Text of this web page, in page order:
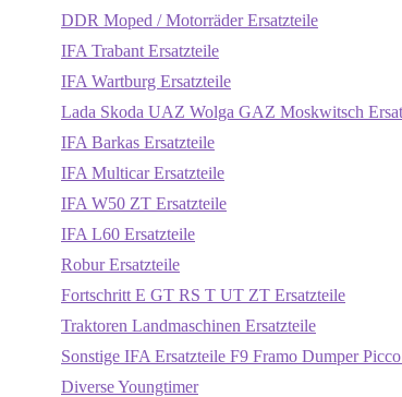
DDR Moped / Motorräder Ersatzteile
IFA Trabant Ersatzteile
IFA Wartburg Ersatzteile
Lada Skoda UAZ Wolga GAZ Moskwitsch
IFA Barkas Ersatzteile
IFA Multicar Ersatzteile
IFA W50 ZT Ersatzteile
IFA L60 Ersatzteile
Robur Ersatzteile
Fortschritt E GT RS T UT ZT Ersatzteile
Traktoren Landmaschinen Ersatzteile
Sonstige IFA Ersatzteile F9 Framo Dumper
Diverse Youngtimer